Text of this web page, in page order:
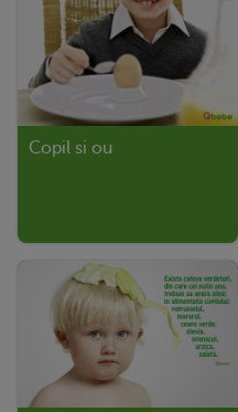
Copil si ou